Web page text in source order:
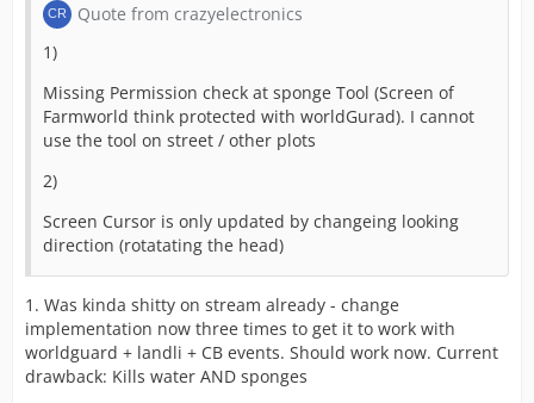
Quote from crazyelectronics
1)
Missing Permission check at sponge Tool (Screen of
Farmworld think protected with worldGurad). I cannot
use the tool on street / other plots
2)
Screen Cursor is only updated by changeing looking
direction (rotatating the head)
1. Was kinda shitty on stream already - change
implementation now three times to get it to work with
worldguard + landli + CB events. Should work now. Current
drawback: Kills water AND sponges